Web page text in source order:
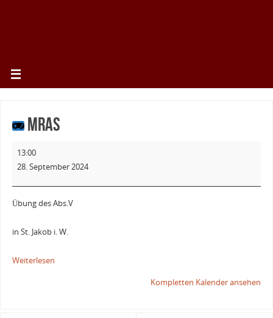
MRAS
13:00
28. September 2024
Übung des Abs.V
in St. Jakob i. W.
Weiterlesen
Kompletten Kalender ansehen